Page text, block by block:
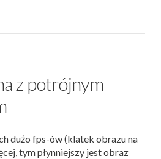
z potrójnym
dużo fps-ów (klatek obrazu na
tym płynniejszy jest obraz